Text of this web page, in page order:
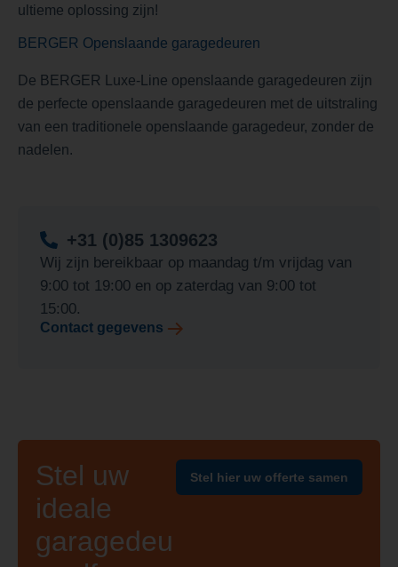
ultieme oplossing zijn!
BERGER Openslaande garagedeuren
De BERGER Luxe-Line openslaande garagedeuren zijn
de perfecte openslaande garagedeuren met de uitstraling
van een traditionele openslaande garagedeur, zonder de
nadelen.
+31 (0)85 1309623
Wij zijn bereikbaar op maandag t/m vrijdag van
9:00 tot 19:00 en op zaterdag van 9:00 tot
15:00.
Contact gegevens
Stel uw
ideale
garagedeu
Stel hier uw offerte samen